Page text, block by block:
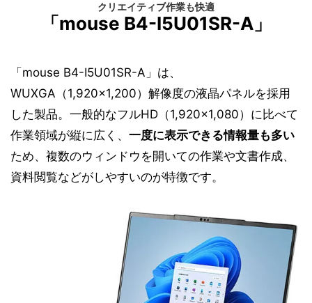
クリエイティブ作業も快適
「mouse B4-I5U01SR-A」
「mouse B4-I5U01SR-A」は、
WUXGA（1,920×1,200）解像度の液晶パネルを採用
した製品。一般的なフルHD（1,920×1,080）に比べて
作業領域が縦に広く、 一度に表示できる情報量も多い
ため、複数のウィンドウを開いての作業や文書作成、
資料閲覧などがしやすいのが特徴です。